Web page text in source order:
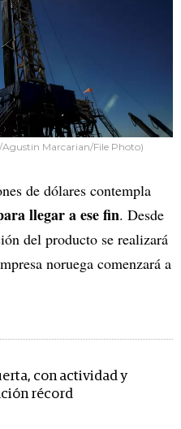
Agustin Marcarian/File Photo)
de dólares contempla
llegar a ese fin. Desde
del producto se realizará
noruega comenzará a
con actividad y
récord